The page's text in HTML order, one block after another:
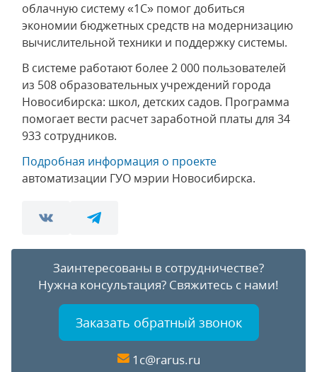
облачную систему «1С» помог добиться
экономии бюджетных средств на модернизацию
вычислительной техники и поддержку системы.
В системе работают более 2 000 пользователей
из 508 образовательных учреждений города
Новосибирска: школ, детских садов. Программа
помогает вести расчет заработной платы для 34
933 сотрудников.
Подробная информация о проекте
автоматизации ГУО мэрии Новосибирска.
Заинтересованы в сотрудничестве?
Нужна консультация? Свяжитесь с нами!
Заказать обратный звонок
1c@rarus.ru